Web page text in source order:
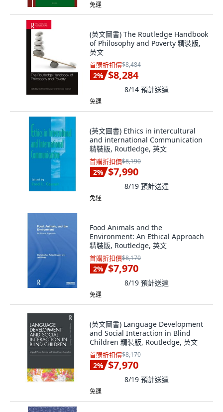
免運
(英文圖書) The Routledge Handbook
of Philosophy and Poverty 精裝版,
英文
首購折扣價$8,484
2% $8,284
8/14 預計送達
免運
(英文圖書) Ethics in intercultural
and international Communication
精裝版, Routledge, 英文
首購折扣價$8,190
2% $7,990
8/19 預計送達
免運
Food Animals and the
Environment: An Ethical Approach
精裝版, Routledge, 英文
首購折扣價$8,170
2% $7,970
8/19 預計送達
免運
(英文圖書) Language Development
and Social Interaction in Blind
Children 精裝版, Routledge, 英文
首購折扣價$8,170
2% $7,970
8/19 預計送達
免運